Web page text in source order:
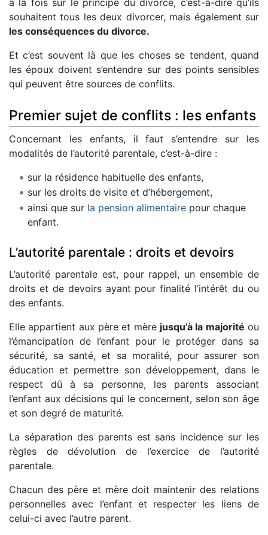
à la fois sur le principe du divorce, c’est-à-dire qu’ils
souhaitent tous les deux divorcer, mais également sur
les conséquences du divorce.
Et c’est souvent là que les choses se tendent, quand
les époux doivent s’entendre sur des points sensibles
qui peuvent être sources de conflits.
Premier sujet de conflits : les enfants
Concernant les enfants, il faut s’entendre sur les
modalités de l’autorité parentale, c’est-à-dire :
sur la résidence habituelle des enfants,
sur les droits de visite et d’hébergement,
ainsi que sur la pension alimentairepour chaque
enfant.
L’autorité parentale : droits et devoirs
L’autorité parentale est, pour rappel, un ensemble de
droits et de devoirs ayant pour finalité l’intérêt du ou
des enfants.
Elle appartient aux père et mère jusqu’à la majorité ou
l’émancipation de l’enfant pour le protéger dans sa
sécurité, sa santé, et sa moralité, pour assurer son
éducation et permettre son développement, dans le
respect dû à sa personne, les parents associant
l’enfant aux décisions qui le concernent, selon son âge
et son degré de maturité.
La séparation des parents est sans incidence sur les
règles de dévolution de l’exercice de l’autorité
parentale.
Chacun des père et mère doit maintenir des relations
personnelles avec l’enfant et respecter les liens de
celui-ci avec l’autre parent.